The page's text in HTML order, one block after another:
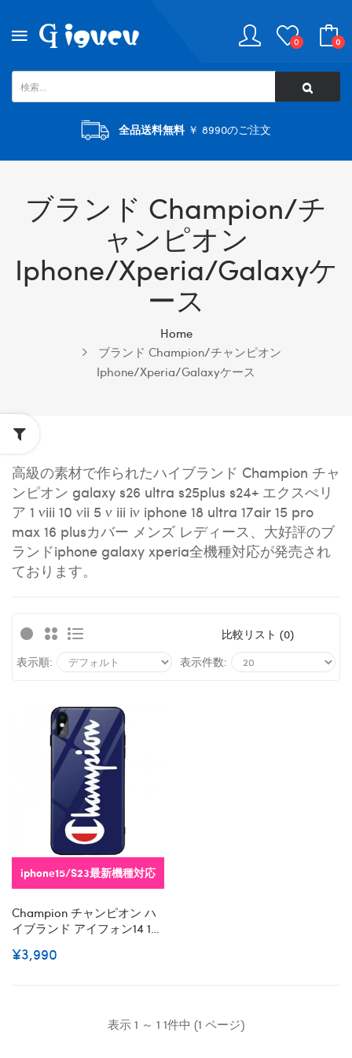
0 0
全品送料無料￥ 8990のご注文
ブランド Champion/チ
ャンピオン
Iphone/xperia/galaxyケ
ース
Home
ブランド Champion/チャンピオン
Iphone/xperia/galaxyケース
高級の素材で作られたハイブランド Champion チャ
ンピオン galaxy s26 ultra s25plus s24+ エクスぺリ
ア 1 viii 10 vii 5 v iii iv iphone 18 ultra 17air 15 pro
max 16 plusカバー メンズ レディース、大好評のブ
ランドiphone galaxy xperia全機種対応が発売され
ております。
比較リスト (0)
表示順:
表示件数:
iphone15/S23最新機種対応
Champion チャンピオン ハ
イブランド アイフォン14 15+
Plus レディースメンズ激安
S23 Ultra アイフォン 15 14
¥3,990
表示 1 ～ 1 1件中 (1 ページ)